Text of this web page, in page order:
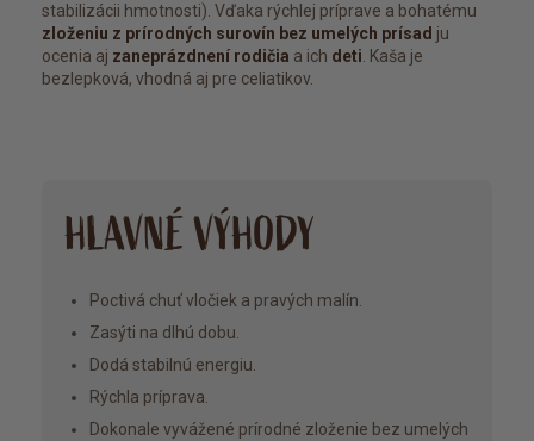
stabilizácii hmotnosti). Vďaka rýchlej príprave a bohatému
zloženiu z prírodných surovín bez umelých prísad ju
ocenia aj zaneprázdnení rodičia a ich deti. Kaša je
bezlepková, vhodná aj pre celiatikov.
HLAVNÉ VÝHODY
Poctivá chuť vločiek a pravých malín.
Zasýti na dlhú dobu.
Dodá stabilnú energiu.
Rýchla príprava.
Dokonale vyvážené prírodné zloženie bez umelých